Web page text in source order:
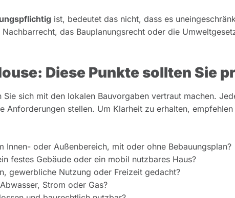
ist, bedeutet das nicht, dass es
das Bauplanungsrecht oder die
Diese Punkte sollten Sie
sich mit den lokalen Bauvorgaben vertraut machen.
Anforderungen stellen. Um Klarheit zu erhalten,
Innen- oder Außenbereich, mit oder ohne Bebauungsplan?
festes Gebäude oder ein mobil nutzbares Haus?
gewerbliche Nutzung oder Freizeit gedacht?
Strom oder Gas?